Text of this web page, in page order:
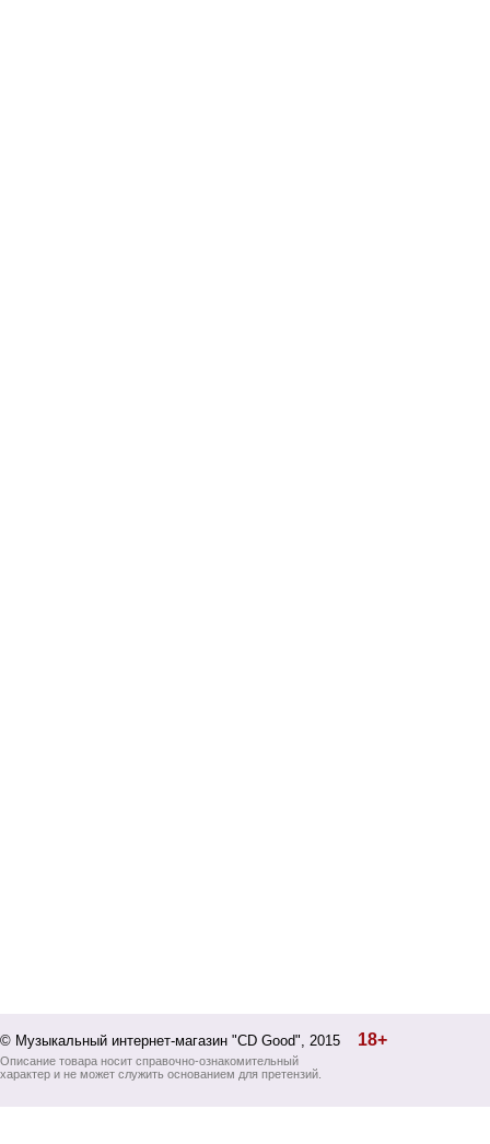
© Музыкальный интернет-магазин "CD Good", 2015 18+
Описание товара носит справочно-ознакомительный
характер и не может служить основанием для претензий.